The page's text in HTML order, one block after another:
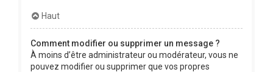
Haut
Comment modifier ou supprimer un message ?
À moins d’être administrateur ou modérateur, vous ne
pouvez modifier ou supprimer que vos propres